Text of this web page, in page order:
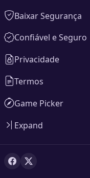
DOWNLOAD PARA PC
Baixar Segurança
Confiável e Seguro
Privacidade
Termos
Game Picker
Expand